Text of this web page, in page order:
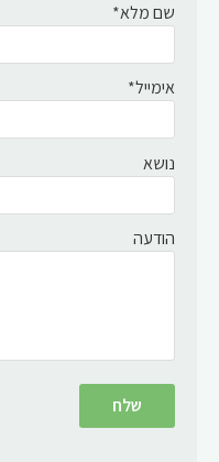
שם מלא*
אימייל*
נושא
הודעה